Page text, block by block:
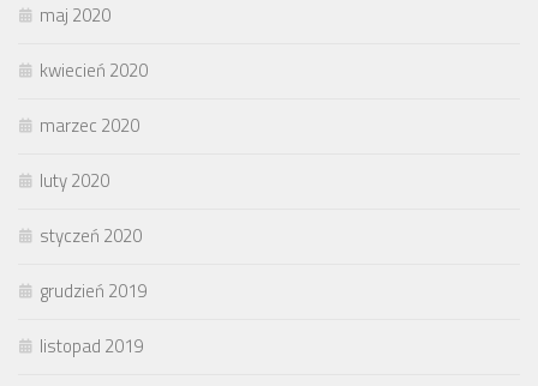
maj 2020
kwiecień 2020
marzec 2020
luty 2020
styczeń 2020
grudzień 2019
listopad 2019